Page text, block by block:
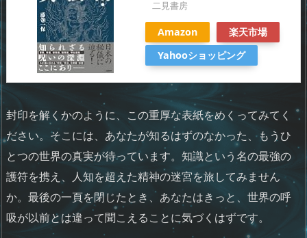
二見書房
Amazon
楽天市場
Yahooショッピング
封印を解くかのように、この重厚な表紙をめくってみてく
ださい。そこには、あなたが知るはずのなかった、もうひ
とつの世界の真実が待っています。知識という名の最強の
護符を携え、人知を超えた精神の迷宮を旅してみません
か。最後の一頁を閉じたとき、あなたはきっと、世界の呼
吸が以前とは違って聞こえることに気づくはずです。